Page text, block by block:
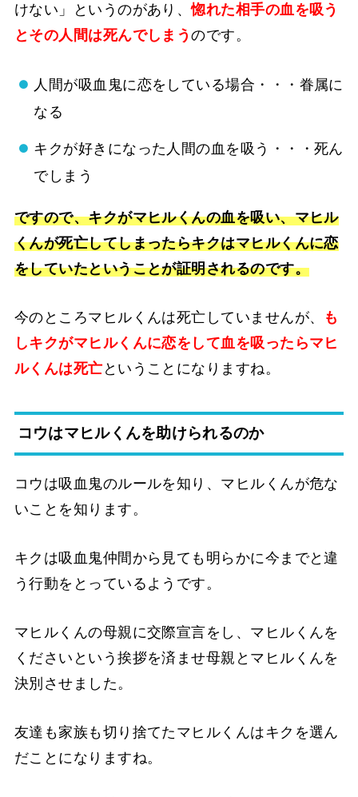
けない」というのがあり、惚れた相手の血を吸う
とその人間は死んでしまうのです。
人間が吸血鬼に恋をしている場合・・・眷属に
なる
キクが好きになった人間の血を吸う・・・死ん
でしまう
ですので、キクがマヒルくんの血を吸い、マヒル
くんが死亡してしまったらキクはマヒルくんに恋
をしていたということが証明されるのです。
今のところマヒルくんは死亡していませんが、
も
しキクがマヒルくんに恋をして血を吸ったらマヒ
ルくんは死亡 ということになりますね。
コウはマヒルくんを助けられるのか
コウは吸血鬼のルールを知り、マヒルくんが危な
いことを知ります。
キクは吸血鬼仲間から見ても明らかに今までと違
う行動をとっているようです。
マヒルくんの母親に交際宣言をし、マヒルくんを
くださいという挨拶を済ませ母親とマヒルくんを
決別させました。
友達も家族も切り捨てたマヒルくんはキクを選ん
だことになりますね。